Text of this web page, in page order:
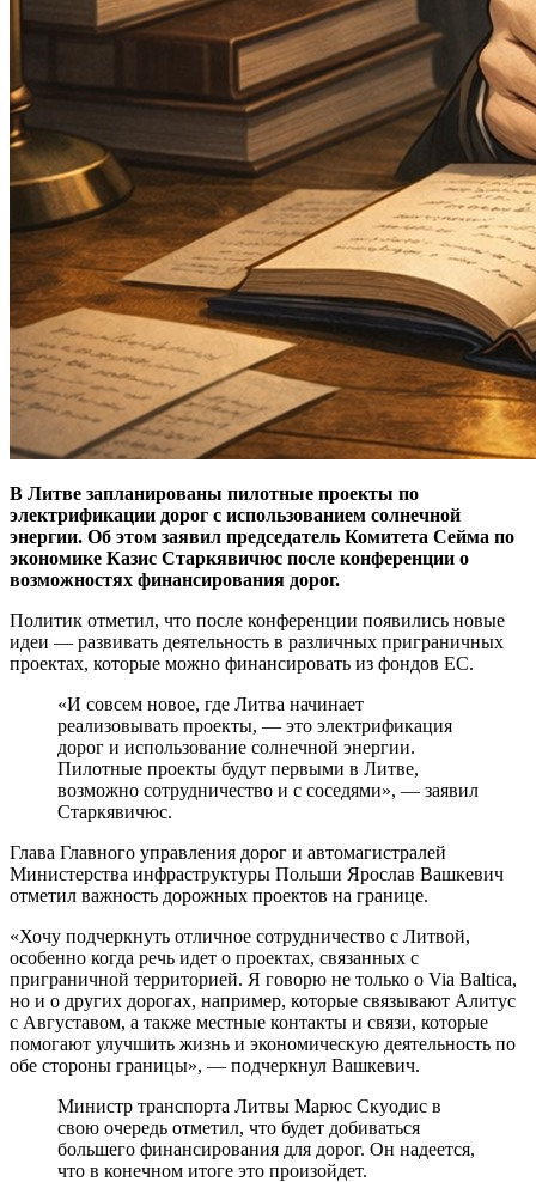
В Литве запланированы пилотные проекты по
электрификации дорог с использованием солнечной
энергии. Об этом заявил председатель Комитета Сейма по
экономике Казис Старкявичюс после конференции о
возможностях финансирования дорог.
Политик отметил, что после конференции появились новые
идеи — развивать деятельность в различных приграничных
проектах, которые можно финансировать из фондов ЕС.
«И совсем новое, где Литва начинает
реализовывать проекты, — это электрификация
дорог и использование солнечной энергии.
Пилотные проекты будут первыми в Литве,
возможно сотрудничество и с соседями», — заявил
Старкявичюс.
Глава Главного управления дорог и автомагистралей
Министерства инфраструктуры Польши Ярослав Вашкевич
отметил важность дорожных проектов на границе.
«Хочу подчеркнуть отличное сотрудничество с Литвой,
особенно когда речь идет о проектах, связанных с
приграничной территорией. Я говорю не только о Via Balticа,
но и о других дорогах, например, которые связывают Алитус
с Августавом, а также местные контакты и связи, которые
помогают улучшить жизнь и экономическую деятельность по
обе стороны границы», — подчеркнул Вашкевич.
Министр транспорта Литвы Марюс Скуодис в
свою очередь отметил, что будет добиваться
большего финансирования для дорог. Он надеется,
что в конечном итоге это произойдет.